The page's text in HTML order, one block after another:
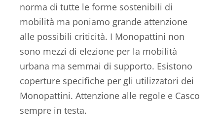
norma di tutte le forme sostenibili di
mobilità ma poniamo grande attenzione
alle possibili criticità. I Monopattini non
sono mezzi di elezione per la mobilità
urbana ma semmai di supporto. Esistono
coperture specifiche per gli utilizzatori dei
Monopattini. Attenzione alle regole e Casco
sempre in testa.